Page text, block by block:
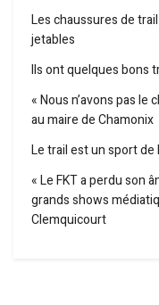
Les chaussures de
jetables
Ils ont quelques bons
« Nous n’avons pas le
au maire de Chamonix
Le trail est un sport
« Le FKT a perdu son
grands shows
Clemquicourt